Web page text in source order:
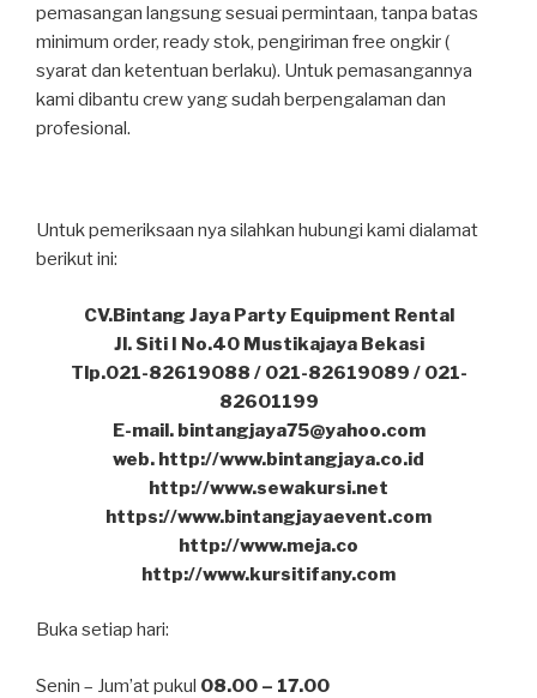
pemasangan langsung sesuai permintaan, tanpa batas
minimum order, ready stok, pengiriman free ongkir (
syarat dan ketentuan berlaku). Untuk pemasangannya
kami dibantu crew yang sudah berpengalaman dan
profesional.
Untuk pemeriksaan nya silahkan hubungi kami dialamat
berikut ini:
CV.Bintang Jaya Party Equipment Rental
Jl. Siti I No.40 Mustikajaya Bekasi
Tlp.021-82619088 / 021-82619089 / 021-
82601199
E-mail. bintangjaya75@yahoo.com
web. http://www.bintangjaya.co.id
http://www.sewakursi.net
https://www.bintangjayaevent.com
http://www.meja.co
http://www.kursitifany.com
Buka setiap hari:
Senin – Jum’at pukul 08.00 – 17.00